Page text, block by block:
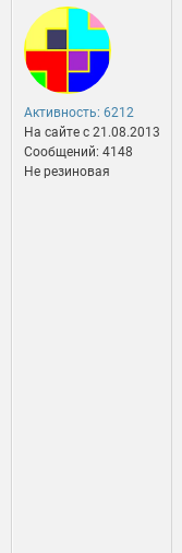
Активность: 6212
На сайте c 21.08.2013
Сообщений: 4148
Не резиновая